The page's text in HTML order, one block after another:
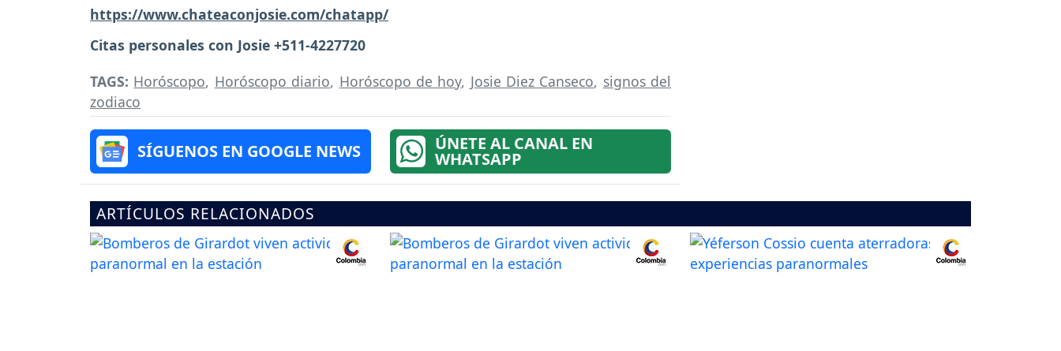
https://www.chateaconjosie.com/chatapp/
Citas personales con Josie +511-4227720
TAGS: Horóscopo, Horóscopo diario, Horóscopo de hoy, Josie Diez Canseco, signos del
zodiaco
SÍGUENOS EN GOOGLE NEWS ÚNETE AL CANAL EN
WHATSAPP
ARTÍCULOS RELACIONADOS